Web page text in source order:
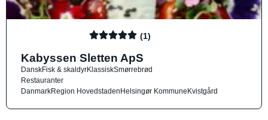
(1)
Kabyssen Sletten ApS
DanskFisk & skaldyrKlassiskSmørrebrød
Restauranter
DanmarkRegion HovedstadenHelsingør KommuneKvistgård